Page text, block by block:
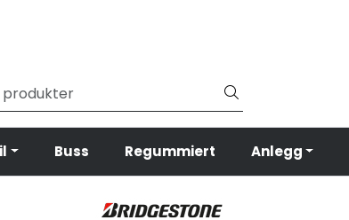
Buss Regummiert Anlegg